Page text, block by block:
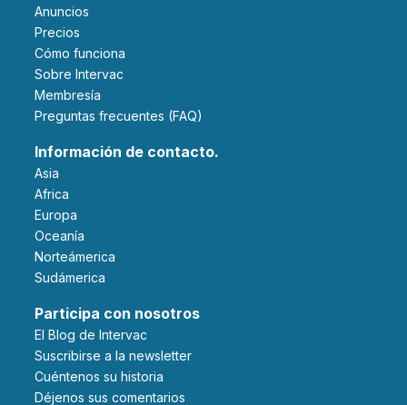
Anuncios
Precios
Cómo funciona
Sobre Intervac
Membresía
Preguntas frecuentes (FAQ)
Información de contacto.
Asia
Africa
Europa
Oceanía
Norteámerica
Sudámerica
Participa con nosotros
El Blog de Intervac
Suscribirse a la newsletter
Cuéntenos su historia
Déjenos sus comentarios